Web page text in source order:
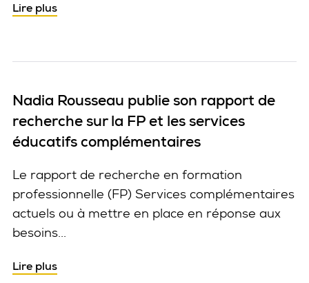
Lire plus
Nadia Rousseau publie son rapport de
recherche sur la FP et les services
éducatifs complémentaires
Le rapport de recherche en formation
professionnelle (FP) Services complémentaires
actuels ou à mettre en place en réponse aux
besoins...
Lire plus